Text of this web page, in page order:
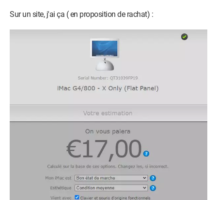
Sur un site, j'ai ça ( en proposition de rachat) :